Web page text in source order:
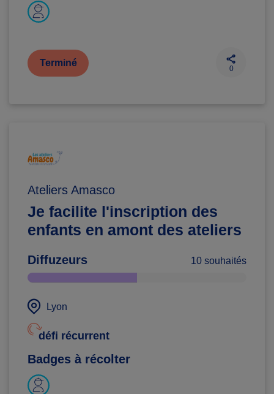
Terminé
0
Ateliers Amasco
Je facilite l'inscription des
enfants en amont des ateliers
Diffuzeurs 10 souhaités
Lyon
défi récurrent
Badges à récolter